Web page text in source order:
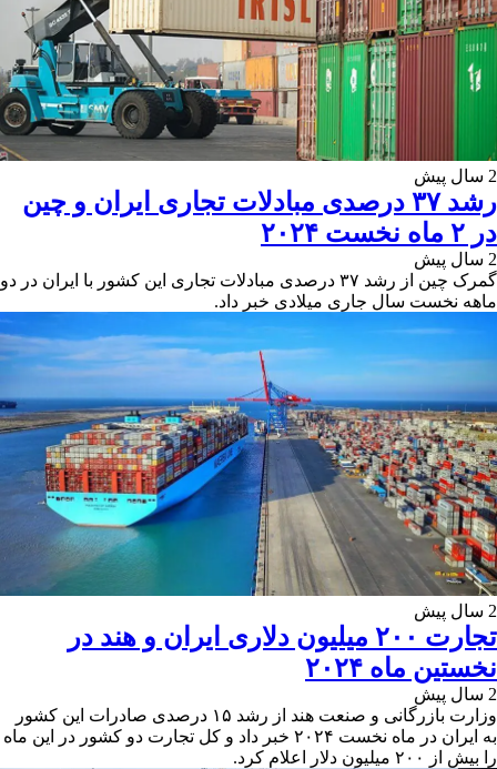
2 سال پیش
رشد ۳۷ درصدی مبادلات تجاری ایران و چین
در ۲ ماه نخست ۲۰۲۴
2 سال پیش
گمرک چین از رشد ۳۷ درصدی مبادلات تجاری این کشور با ایران در دو
ماهه نخست سال جاری میلادی خبر داد.
2 سال پیش
تجارت ۲۰۰ میلیون دلاری ایران و هند در
نخستین ماه ۲۰۲۴
2 سال پیش
وزارت بازرگانی و صنعت هند از رشد ۱۵ درصدی صادرات این کشور
به ایران در ماه نخست ۲۰۲۴ خبر داد و کل تجارت دو کشور در این ماه
را بیش از ۲۰۰ میلیون دلار اعلام کرد.